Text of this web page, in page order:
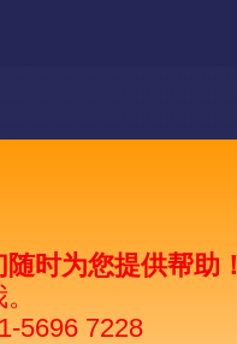
时为您提供帮助！
5696 7228